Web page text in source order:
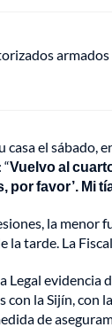
casa el sábado,
Vuelvo al
por favor’. Mi
la menor
la tarde. La
Legal evidencia
con la Sijín, con
de